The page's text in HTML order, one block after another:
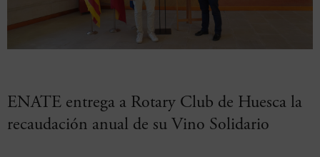
ENATE entrega a Rotary Club de Huesca la
recaudación anual de su Vino Solidario